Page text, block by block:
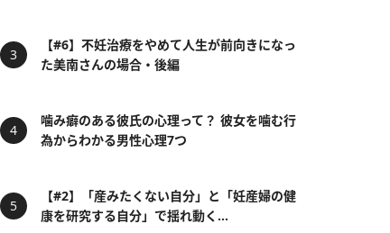
【#6】不妊治療をやめて人生が前向きになっ
た美南さんの場合・後編
噛み癖のある彼氏の心理って？ 彼女を噛む行
為からわかる男性心理7つ
【#2】「産みたくない自分」と「妊産婦の健
康を研究する自分」で揺れ動く...